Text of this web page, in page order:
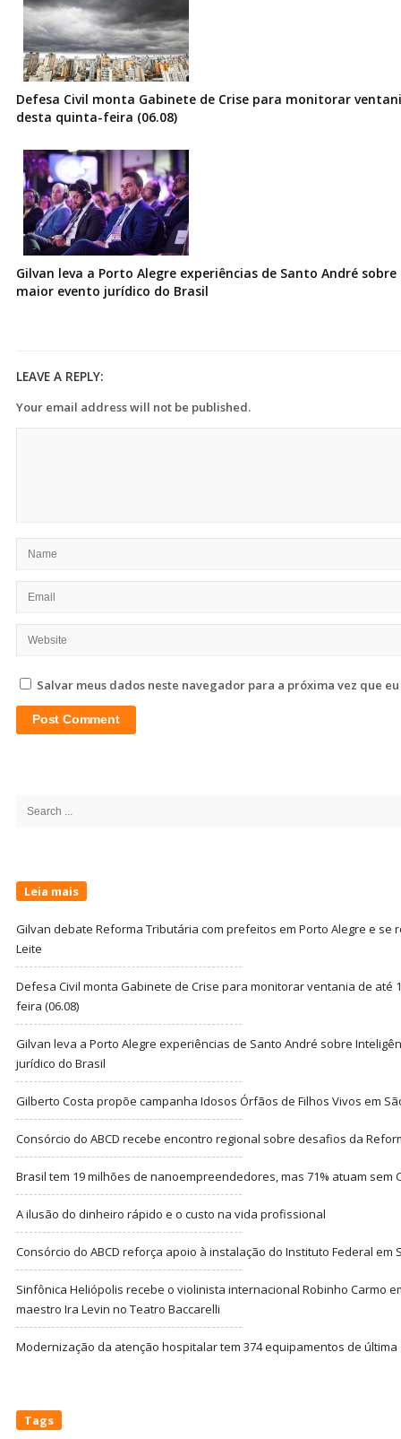
Defesa Civil monta Gabinete de Crise para monitorar
desta quinta-feira (06.08)
Gilvan leva a Porto Alegre experiências de Santo André
maior evento jurídico do Brasil
LEAVE A REPLY:
Your email address will not be published.
Salvar meus dados neste navegador para a próxima vez que
Search
Leia mais
Gilvan debate Reforma Tributária com prefeitos em Porto Alegre e se
Leite
Defesa Civil monta Gabinete de Crise para monitorar ventania de até
feira (06.08)
Gilvan leva a Porto Alegre experiências de Santo André sobre
jurídico do Brasil
Gilberto Costa propõe campanha Idosos Órfãos de Filhos Vivos em
Consórcio do ABCD recebe encontro regional sobre desafios da
Brasil tem 19 milhões de nanoempreendedores, mas 71% atuam sem
A ilusão do dinheiro rápido e o custo na vida profissional
Consórcio do ABCD reforça apoio à instalação do Instituto Federal em
Sinfônica Heliópolis recebe o violinista internacional Robinho Carmo
maestro Ira Levin no Teatro Baccarelli
Modernização da atenção hospitalar tem 374 equipamentos de última
Tags